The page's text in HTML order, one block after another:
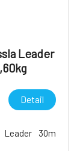
Leader
Detail
Leader 30m